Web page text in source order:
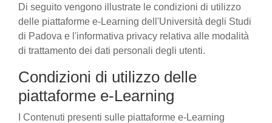
Di seguito vengono illustrate le condizioni di utilizzo
delle piattaforme e-Learning dell'Università degli Studi
di Padova e l'informativa privacy relativa alle modalità
di trattamento dei dati personali degli utenti.
Condizioni di utilizzo delle
piattaforme e-Learning
I Contenuti presenti sulle piattaforme e-Learning